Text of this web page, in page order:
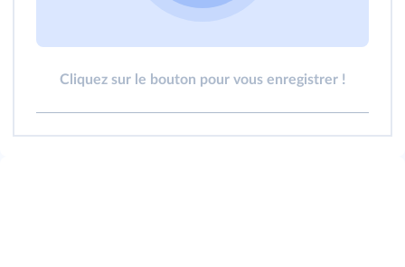
Cliquez sur le bouton pour vous enregistrer !